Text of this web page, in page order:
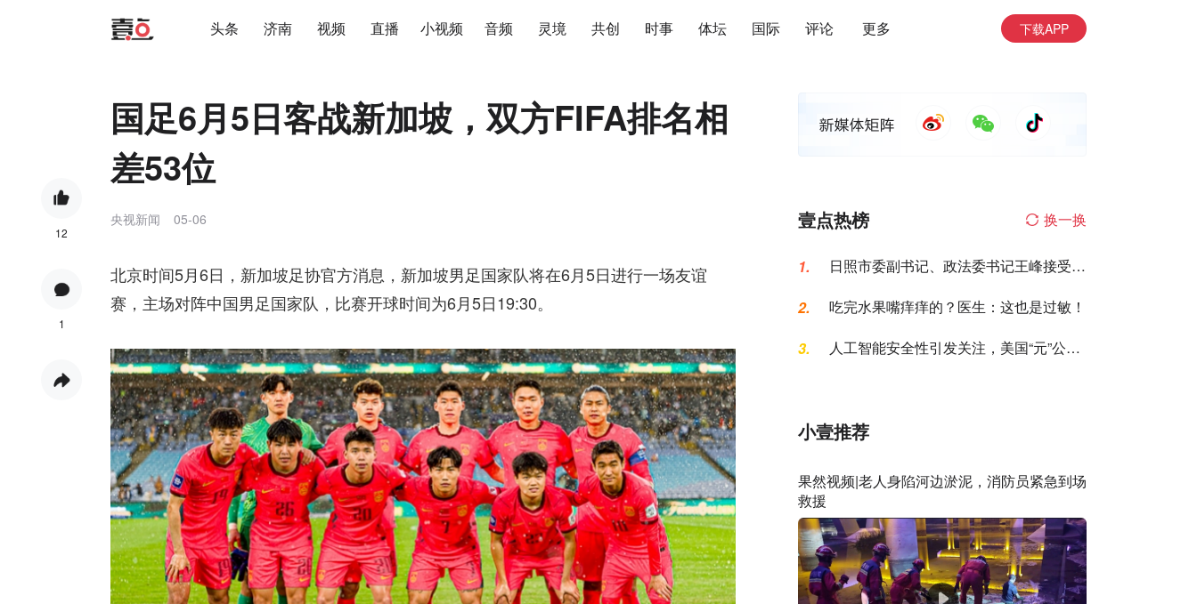
头条 济南 视频 直播 小视频 音频 灵境 共创 时事 体坛 国际 评论 更多 下载APP
12
1
国足6月5日客战新加坡，双方FIFA排名相
差53位
央视新闻 05-06
北京时间5月6日，新加坡足协官方消息，新加坡男足国家队将在6月5日进行一场友谊
赛，主场对阵中国男足国家队，比赛开球时间为6月5日19:30。
壹点热榜 换一换
1.
日照市委副书记、政法委书记王峰接受纪
2.
吃完水果嘴痒痒的？医生：这也是过敏！
3.
人工智能安全性引发关注，美国“元”公司
小壹推荐
果然视频|老人身陷河边淤泥，消防员紧急到场
救援